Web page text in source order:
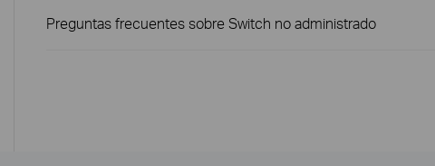
Preguntas frecuentes sobre Switch no administrado